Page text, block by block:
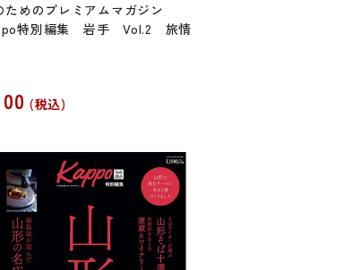
ためのプレミアムマガジン
特別編集 岩手 Vol.2 旅情
税込